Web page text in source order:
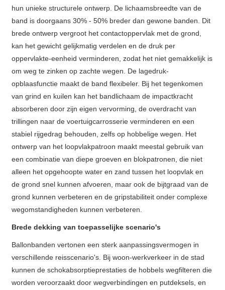
hun unieke structurele ontwerp. De lichaamsbreedte van de
band is doorgaans 30% - 50% breder dan gewone banden. Dit
brede ontwerp vergroot het contactoppervlak met de grond,
kan het gewicht gelijkmatig verdelen en de druk per
oppervlakte-eenheid verminderen, zodat het niet gemakkelijk is
om weg te zinken op zachte wegen. De lagedruk-
opblaasfunctie maakt de band flexibeler. Bij het tegenkomen
van grind en kuilen kan het bandlichaam de impactkracht
absorberen door zijn eigen vervorming, de overdracht van
trillingen naar de voertuigcarrosserie verminderen en een
stabiel rijgedrag behouden, zelfs op hobbelige wegen. Het
ontwerp van het loopvlakpatroon maakt meestal gebruik van
een combinatie van diepe groeven en blokpatronen, die niet
alleen het opgehoopte water en zand tussen het loopvlak en
de grond snel kunnen afvoeren, maar ook de bijtgraad van de
grond kunnen verbeteren en de gripstabiliteit onder complexe
wegomstandigheden kunnen verbeteren.
Brede dekking van toepasselijke scenario's
Ballonbanden vertonen een sterk aanpassingsvermogen in
verschillende reisscenario's. Bij woon-werkverkeer in de stad
kunnen de schokabsorptieprestaties de hobbels wegfilteren die
worden veroorzaakt door wegverbindingen en putdeksels, en